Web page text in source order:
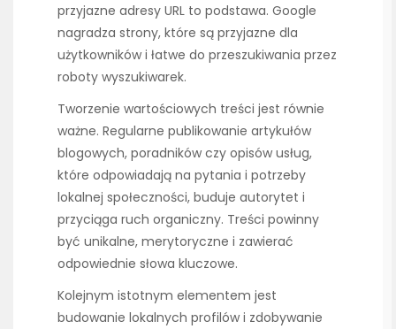
przyjazne adresy URL to podstawa. Google
nagradza strony, które są przyjazne dla
użytkowników i łatwe do przeszukiwania przez
roboty wyszukiwarek.
Tworzenie wartościowych treści jest równie
ważne. Regularne publikowanie artykułów
blogowych, poradników czy opisów usług,
które odpowiadają na pytania i potrzeby
lokalnej społeczności, buduje autorytet i
przyciąga ruch organiczny. Treści powinny
być unikalne, merytoryczne i zawierać
odpowiednie słowa kluczowe.
Kolejnym istotnym elementem jest
budowanie lokalnych profilów i zdobywanie